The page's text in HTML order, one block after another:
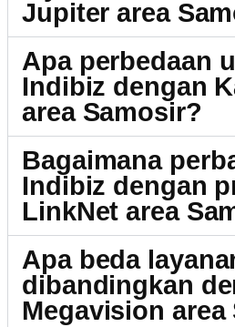
Jupiter area
Apa perbedaan
Indibiz dengan
area Samosir?
Bagaimana
Indibiz dengan
LinkNet area
Apa beda
dibandingkan
Megavision area